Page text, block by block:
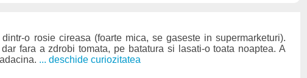
o rosie cireasa (foarte mica, se gaseste in supermarketuri).
fara a zdrobi tomata, pe batatura si lasati-o toata noaptea. A
... deschide curiozitatea